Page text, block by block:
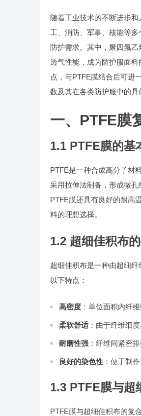
随着工业技术的不断进步
工、消防、军事、核能等
防护需求。其中，聚四氟
透气性能，成为防护服面
点，与PTFE膜结合后可进
数及其在各类防护服中的具
一、PTFE膜
1.1 PTFE膜的基
PTFE是一种合成高分子材
采用拉伸法制备，形成微
PTFE膜还具有良好的耐高
料的理想选择。
1.2 超细佳积布
超细佳积布是一种由超细
以下特点：
高密度 ：单位面积内纤
柔软舒适 ：由于纤维细
耐磨性强 ：纤维间紧密
良好的染色性 ：便于制
1.3 PTFE膜与超
PTFE膜与超细佳积布的复